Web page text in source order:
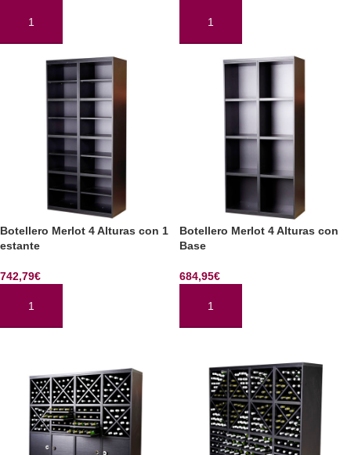
AÑADIR AL CARRITO AÑADIR AL CARRITO
Botellero Merlot 4 Alturas con 1
estante
742,79€
AÑADIR AL CARRITO
Botellero Merlot 4 Alturas con
Base
684,95€
AÑADIR AL CARRITO